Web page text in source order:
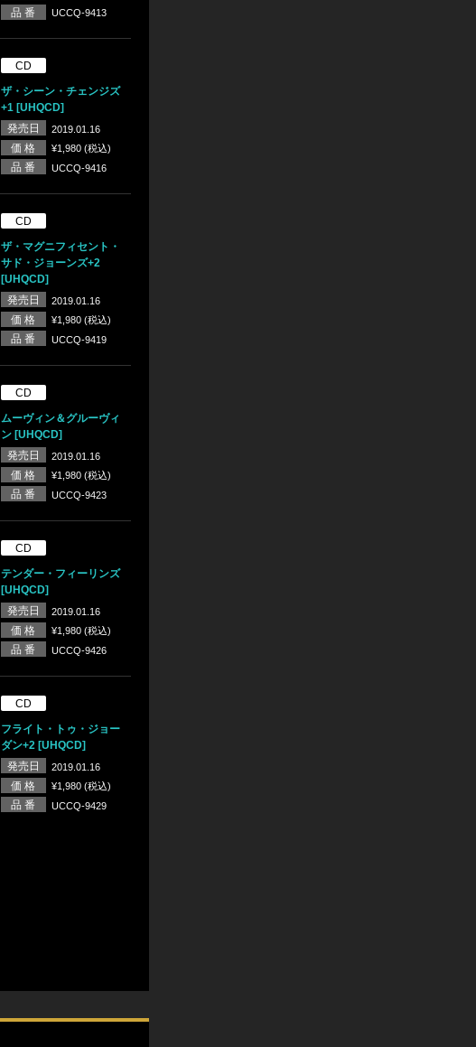
品 番 UCCQ-9413
CD
ザ・シーン・チェンジズ
+1 [UHQCD]
発売日
2019.01.16
価 格 ¥1,980 (税込)
品 番 UCCQ-9416
CD
ザ・マグニフィセント・
サド・ジョーンズ+2
[UHQCD]
発売日
2019.01.16
価 格 ¥1,980 (税込)
品 番 UCCQ-9419
CD
ムーヴィン＆グルーヴィ
ン [UHQCD]
発売日
2019.01.16
価 格 ¥1,980 (税込)
品 番 UCCQ-9423
CD
テンダー・フィーリンズ
[UHQCD]
発売日
2019.01.16
価 格 ¥1,980 (税込)
品 番 UCCQ-9426
CD
フライト・トゥ・ジョー
ダン+2 [UHQCD]
発売日
2019.01.16
価 格 ¥1,980 (税込)
品 番 UCCQ-9429